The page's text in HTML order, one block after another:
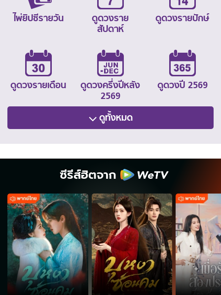
ไพ่ยิปซีรายวัน
ดูดวงราย
สัปดาห์
ดูดวงรายปักษ์
ดูดวงรายเดือน
ดูดวงครึ่งปีหลัง
2569
ดูดวงปี 2569
ดูทั้งหมด
ซีรีส์ฮิตจาก